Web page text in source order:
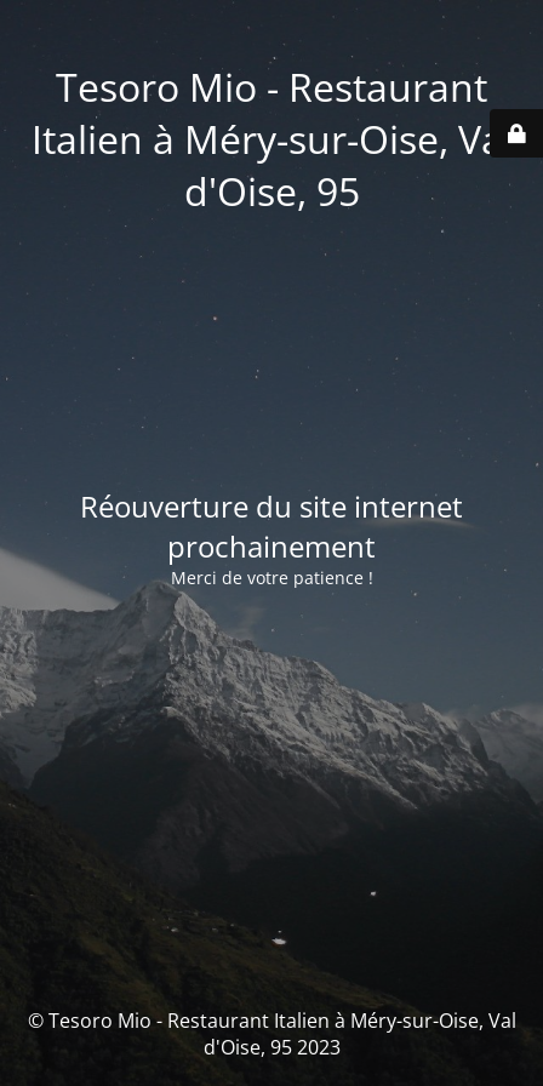
Tesoro Mio - Restaurant
Italien à Méry-sur-Oise, Val
d'Oise, 95
Réouverture du site internet
prochainement
Merci de votre patience !
© Tesoro Mio - Restaurant Italien à Méry-sur-Oise, Val
d'Oise, 95 2023